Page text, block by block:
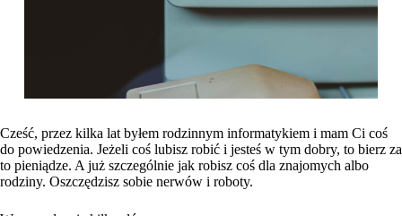
Cześć, przez kilka lat byłem rodzinnym informatykiem i mam Ci coś
do powiedzenia. Jeżeli coś lubisz robić i jesteś w tym dobry, to bierz za
to pieniądze. A już szczególnie jak robisz coś dla znajomych albo
rodziny. Oszczędzisz sobie nerwów i roboty.